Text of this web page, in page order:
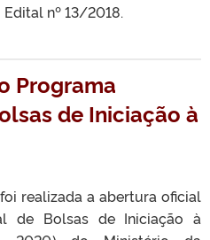
nº 13/2018.
Programa
de Iniciação à
realizada a abertura oficial
de Bolsas de Iniciação à